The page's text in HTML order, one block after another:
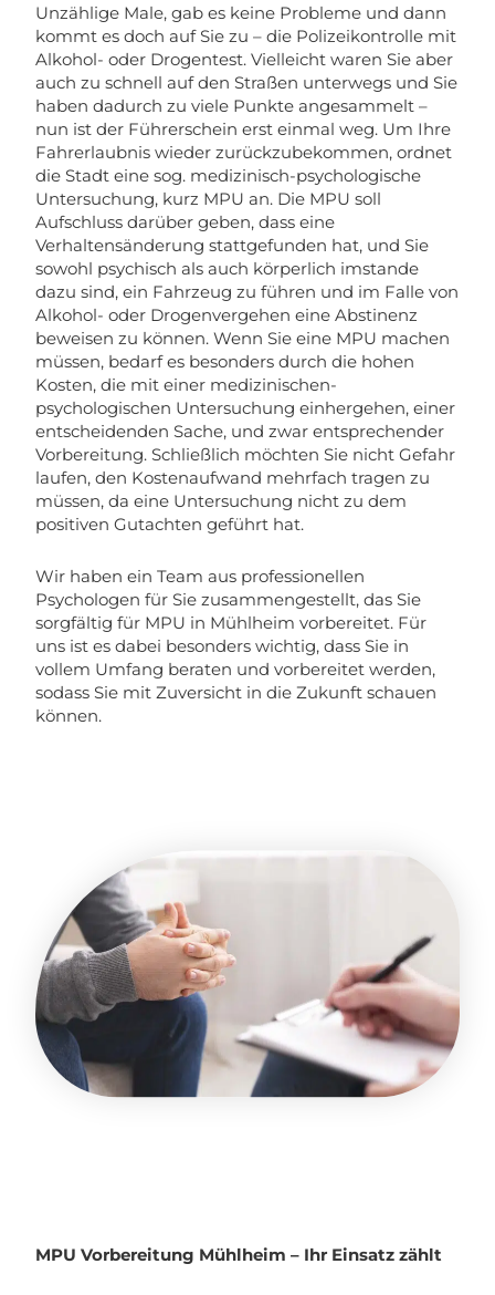
Unzählige Male, gab es keine Probleme und dann
kommt es doch auf Sie zu – die Polizeikontrolle mit
Alkohol- oder Drogentest. Vielleicht waren Sie aber
auch zu schnell auf den Straßen unterwegs und Sie
haben dadurch zu viele Punkte angesammelt –
nun ist der Führerschein erst einmal weg. Um Ihre
Fahrerlaubnis wieder zurückzubekommen, ordnet
die Stadt eine sog. medizinisch-psychologische
Untersuchung, kurz MPU an. Die MPU soll
Aufschluss darüber geben, dass eine
Verhaltensänderung stattgefunden hat, und Sie
sowohl psychisch als auch körperlich imstande
dazu sind, ein Fahrzeug zu führen und im Falle von
Alkohol- oder Drogenvergehen eine Abstinenz
beweisen zu können. Wenn Sie eine MPU machen
müssen, bedarf es besonders durch die hohen
Kosten, die mit einer medizinischen-
psychologischen Untersuchung einhergehen, einer
entscheidenden Sache, und zwar entsprechender
Vorbereitung. Schließlich möchten Sie nicht Gefahr
laufen, den Kostenaufwand mehrfach tragen zu
müssen, da eine Untersuchung nicht zu dem
positiven Gutachten geführt hat.
Wir haben ein Team aus professionellen
Psychologen für Sie zusammengestellt, das Sie
sorgfältig für MPU in Mühlheim vorbereitet. Für
uns ist es dabei besonders wichtig, dass Sie in
vollem Umfang beraten und vorbereitet werden,
sodass Sie mit Zuversicht in die Zukunft schauen
können.
MPU Vorbereitung Mühlheim – Ihr Einsatz zählt